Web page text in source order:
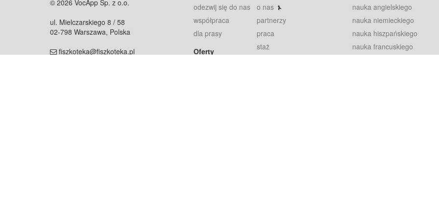
© 2026 VocApp Sp. z o.o.
ul. Mielczarskiego 8 / 58
02-798 Warszawa, Polska
fiszkoteka@fiszkoteka.pl
odezwij się do nas
współpraca
dla prasy
Oferty
o nas
partnerzy
praca
staż
nauka angielskiego
nauka niemieckiego
nauka hiszpańskiego
nauka francuskiego